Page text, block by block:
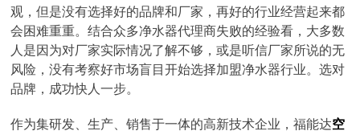
观，但是没有选择好的品牌和厂家，再好的行业经营起来都
会困难重重。结合众多净水器代理商失败的经验看，大多数
人是因为对厂家实际情况了解不够，或是听信厂家所说的无
风险，没有考察好市场盲目开始选择加盟净水器行业。选对
品牌，成功快人一步。
作为集研发、生产、销售于一体的高新技术企业，福能达空